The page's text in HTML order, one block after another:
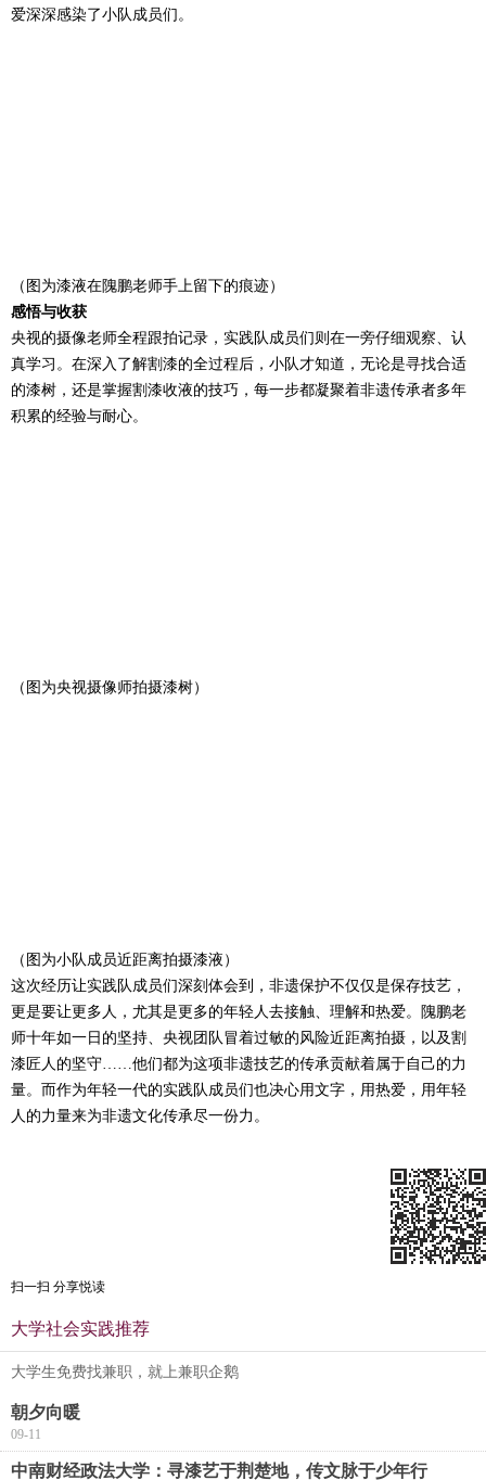
爱深深感染了小队成员们。
（图为漆液在隗鹏老师手上留下的痕迹）
感悟与收获
央视的摄像老师全程跟拍记录，实践队成员们则在一旁仔细观察、认
真学习。在深入了解割漆的全过程后，小队才知道，无论是寻找合适
的漆树，还是掌握割漆收液的技巧，每一步都凝聚着非遗传承者多年
积累的经验与耐心。
（图为央视摄像师拍摄漆树）
（图为小队成员近距离拍摄漆液）
这次经历让实践队成员们深刻体会到，非遗保护不仅仅是保存技艺，
更是要让更多人，尤其是更多的年轻人去接触、理解和热爱。隗鹏老
师十年如一日的坚持、央视团队冒着过敏的风险近距离拍摄，以及割
漆匠人的坚守……他们都为这项非遗技艺的传承贡献着属于自己的力
量。而作为年轻一代的实践队成员们也决心用文字，用热爱，用年轻
人的力量来为非遗文化传承尽一份力。
扫一扫 分享悦读
大学社会实践推荐
大学生免费找兼职，就上兼职企鹅
朝夕向暖
09-11
中南财经政法大学：寻漆艺于荆楚地，传文脉于少年行